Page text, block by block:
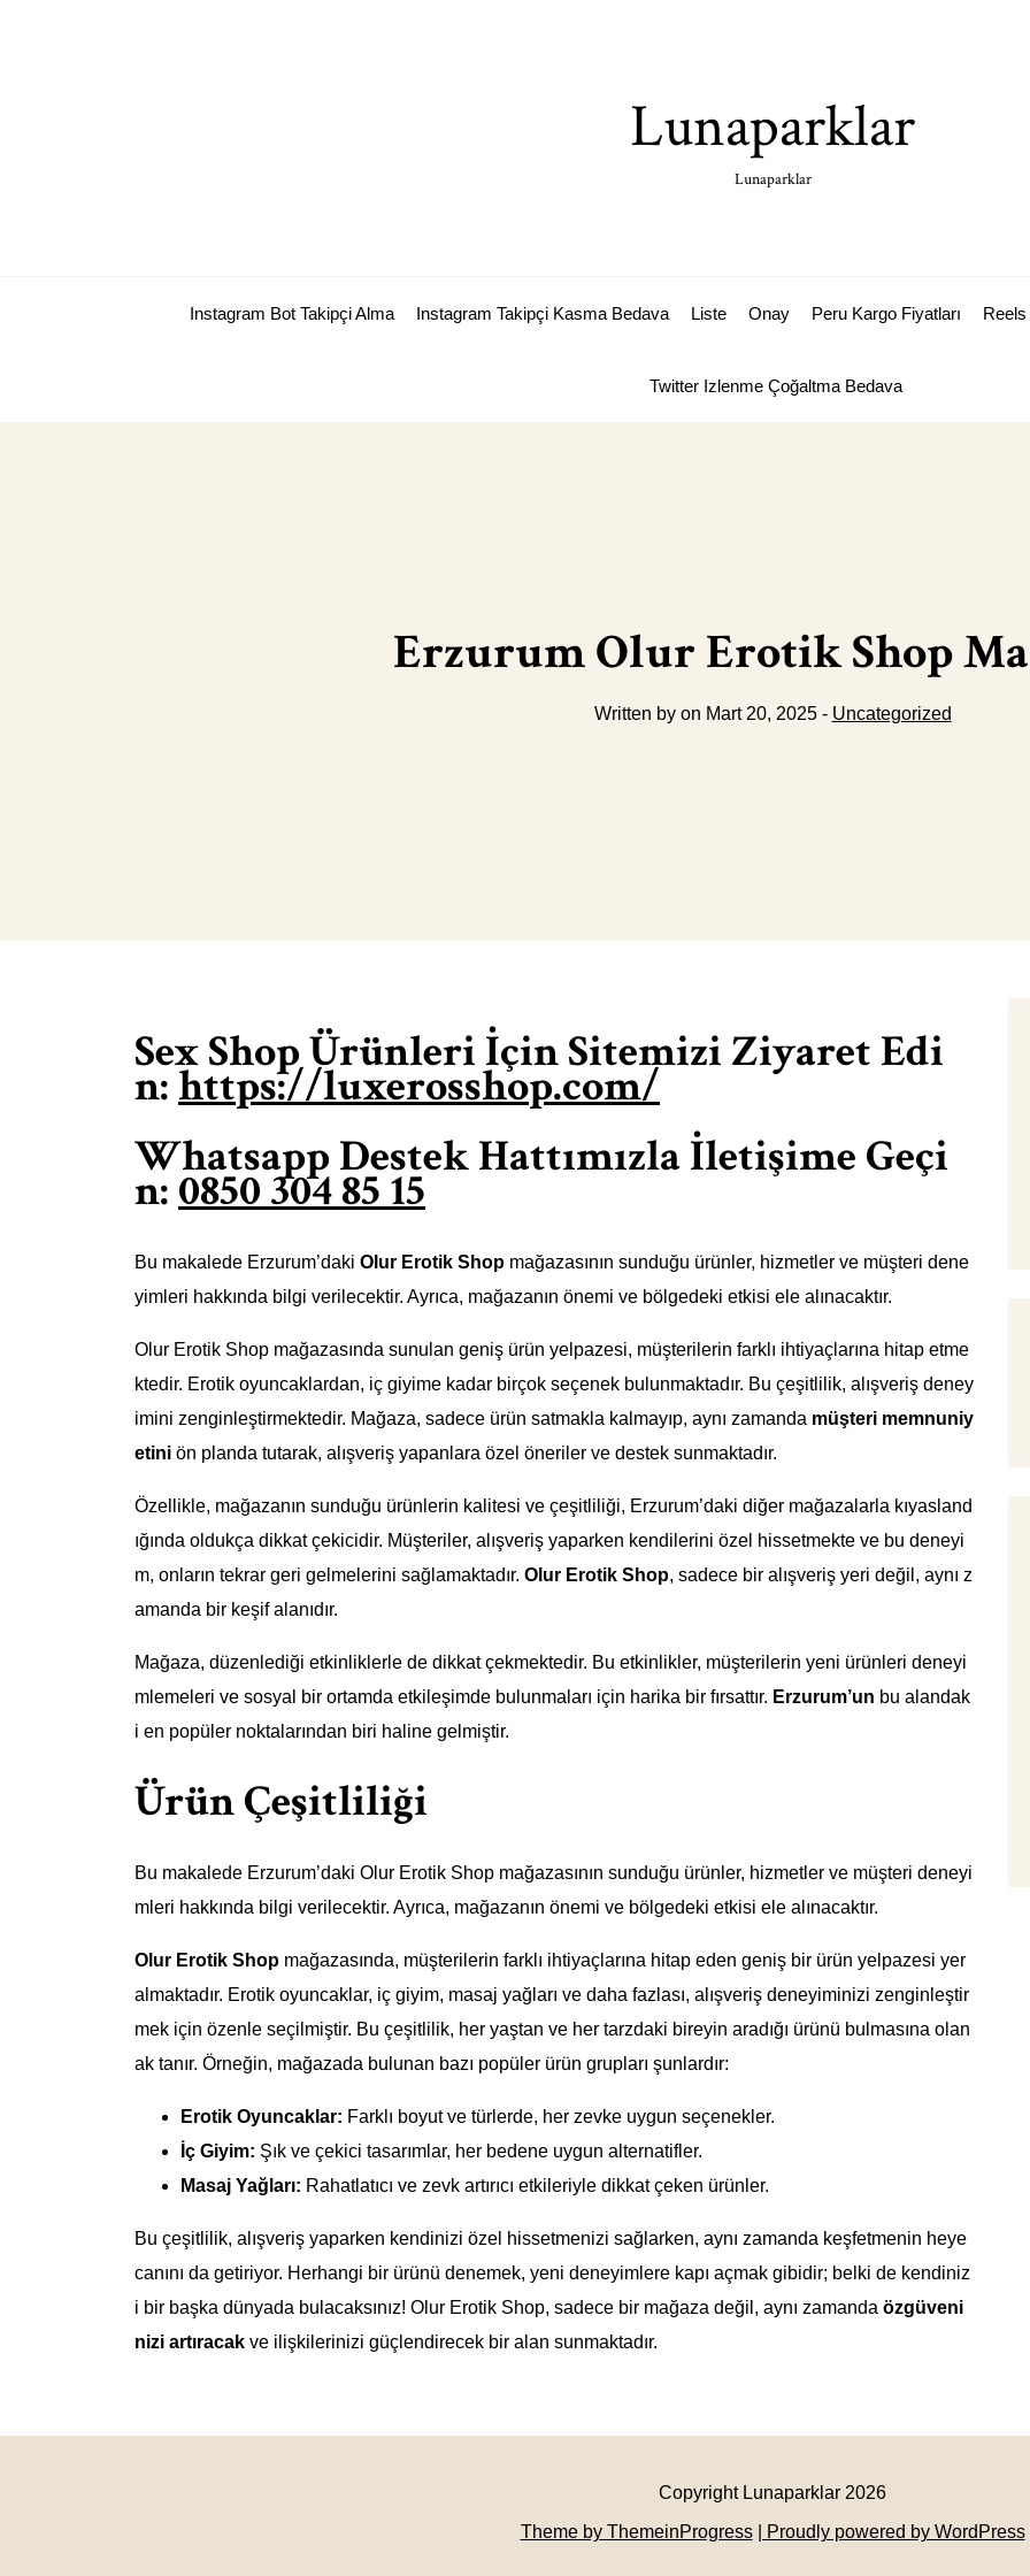
Lunaparklar
Lunaparklar
Instagram Bot Takipçi Alma Instagram Takipçi Kasma Bedava Liste Onay Peru Kargo Fiyatları
Twitter Izlenme Çoğaltma Bedava
Erzurum Olur Erotik Shop
Written by on Mart 20, 2025 - Uncategorized
Sex Shop Ürünleri İçin Sitemizi Ziyaret Edi
n:https://luxerosshop.com/
Whatsapp Destek Hattımızla İletişime Geçi
n:0850 304 85 15
Bu makalede Erzurum’daki Olur Erotik Shop mağazasının sunduğu ürünler, hizmetler ve müşteri dene
yimleri hakkında bilgi verilecektir. Ayrıca, mağazanın önemi ve bölgedeki etkisi ele alınacaktır.
Olur Erotik Shop mağazasında sunulan geniş ürün yelpazesi, müşterilerin farklı ihtiyaçlarına hitap etme
ktedir. Erotik oyuncaklardan, iç giyime kadar birçok seçenek bulunmaktadır. Bu çeşitlilik, alışveriş deney
imini zenginleştirmektedir. Mağaza, sadece ürün satmakla kalmayıp, aynı zamanda müşteri memnuniy
etini ön planda tutarak, alışveriş yapanlara özel öneriler ve destek sunmaktadır.
Özellikle, mağazanın sunduğu ürünlerin kalitesi ve çeşitliliği, Erzurum’daki diğer mağazalarla kıyasland
ığında oldukça dikkat çekicidir. Müşteriler, alışveriş yaparken kendilerini özel hissetmekte ve bu deneyi
m, onların tekrar geri gelmelerini sağlamaktadır. Olur Erotik Shop, sadece bir alışveriş yeri değil, aynı z
amanda bir keşif alanıdır.
Mağaza, düzenlediği etkinliklerle de dikkat çekmektedir. Bu etkinlikler, müşterilerin yeni ürünleri deneyi
mlemeleri ve sosyal bir ortamda etkileşimde bulunmaları için harika bir fırsattır. Erzurum’un bu alandak
i en popüler noktalarından biri haline gelmiştir.
Ürün Çeşitliliği
Bu makalede Erzurum’daki Olur Erotik Shop mağazasının sunduğu ürünler, hizmetler ve müşteri deneyi
mleri hakkında bilgi verilecektir. Ayrıca, mağazanın önemi ve bölgedeki etkisi ele alınacaktır.
Olur Erotik Shop mağazasında, müşterilerin farklı ihtiyaçlarına hitap eden geniş bir ürün yelpazesi yer
almaktadır. Erotik oyuncaklar, iç giyim, masaj yağları ve daha fazlası, alışveriş deneyiminizi zenginleştir
mek için özenle seçilmiştir. Bu çeşitlilik, her yaştan ve her tarzdaki bireyin aradığı ürünü bulmasına olan
ak tanır. Örneğin, mağazada bulunan bazı popüler ürün grupları şunlardır:
Erotik Oyuncaklar: Farklı boyut ve türlerde, her zevke uygun seçenekler.
İç Giyim: Şık ve çekici tasarımlar, her bedene uygun alternatifler.
Masaj Yağları: Rahatlatıcı ve zevk artırıcı etkileriyle dikkat çeken ürünler.
Bu çeşitlilik, alışveriş yaparken kendinizi özel hissetmenizi sağlarken, aynı zamanda keşfetmenin heye
canını da getiriyor. Herhangi bir ürünü denemek, yeni deneyimlere kapı açmak gibidir; belki de kendiniz
i bir başka dünyada bulacaksınız! Olur Erotik Shop, sadece bir mağaza değil, aynı zamanda özgüveni
nizi artıracak ve ilişkilerinizi güçlendirecek bir alan sunmaktadır.
Copyright Lunaparklar 2026
Theme by ThemeinProgress
| Proudly powered by WordPress